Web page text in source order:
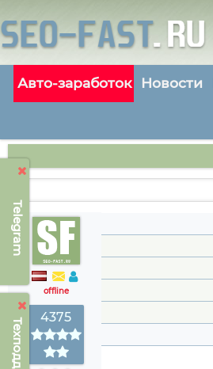
Telegram
Авто-заработок Новости
offline
4375